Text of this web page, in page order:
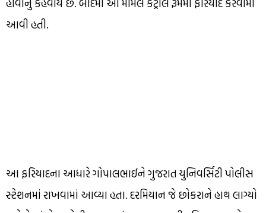
હોવાનું કહેવાય છે. બાદમાં આ મામલે કંટ્રોલ રૂમમાં ફરિયાદ કરવામાં
આવી હતી.
આ ફરિયાદના આધારે ગોપાલભાઈને ગુજરાત યુનિવર્સિટી પોલીસ
સ્ટેશનમાં રાખવામાં આવ્યા હતા. દરમિયાન જે છોકરાને હાથ લાગ્યો